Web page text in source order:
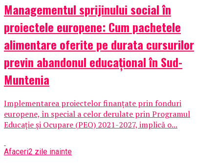
Managementul sprijinului social în
proiectele europene: Cum pachetele
alimentare oferite pe durata cursurilor
previn abandonul educațional în Sud-
Muntenia
Implementarea proiectelor finanțate prin fonduri
europene, în special a celor derulate prin Programul
Educație și Ocupare (PEO) 2021-2027, implică o...
Afaceri2 zile inainte